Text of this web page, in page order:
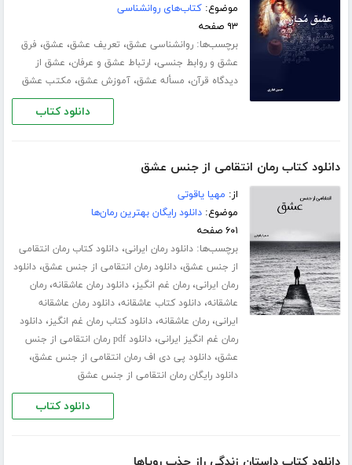
موضوع:کتاب‌های روانشناسی
۹۳ صفحه
برچسب‌ها:روانشناسی عشق، تعریف عشق، عشق، فرق
عشق و روابط جنسی، ارتباط عشق و عرفان، عشق از
دیدگاه قرآن، مسأله عشق،آموزش عشق، مکتب عشق
دانلود کتاب
دانلود کتاب رمان انتقامی از جنس عشق
از: مهیا یاقوتی
موضوع:دانلود رایگان بهترین رمان‌ها
۶۰۱ صفحه
برچسب‌ها:دانلود رمان ایرانی،دانلود کتاب رمان انتقامی
از جنس عشق،دانلود رمان انتقامی از جنس عشق،دانلود
رمان ایرانی،رمان غم انگیز،دانلود رمان عاشقانه،رمان
عاشقانه،دانلود کتاب عاشقانه،دانلود رمان عاشقانه
ایرانی،رمان عاشقانه،دانلود کتاب رمان غم انگیز،دانلود
رمان غم انگیز ایرانی،
دانلود pdf رمان انتقامی از جنس
عشق،دانلود پی دی اف رمان انتقامی از جنس عشق،
دانلود رایگان رمان انتقامی از جنس عشق
دانلود کتاب